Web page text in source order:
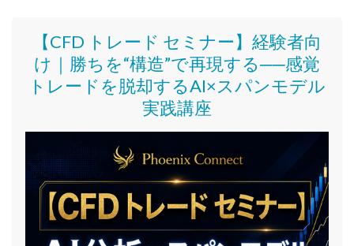
【CFD トレード セミナー】 経験者向
け｜ 勝ちを“構造”で再現する──感覚
トレードを脱却するAI×スパンモデル
実践講座